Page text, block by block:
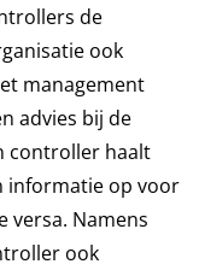
de
ook
management
advies bij de
controller haalt
informatie op voor
versa. Namens
ook